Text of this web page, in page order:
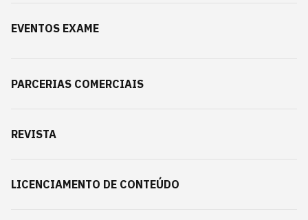
EVENTOS EXAME
PARCERIAS COMERCIAIS
REVISTA
LICENCIAMENTO DE CONTEÚDO